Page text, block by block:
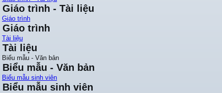
Giáo trình - Tài liệu
Giáo trình
Giáo trình
Tài liệu
Tài liệu
Biểu mẫu - Văn bản
Biểu mẫu - Văn bản
Biểu mẫu sinh viên
Biểu mẫu sinh viên